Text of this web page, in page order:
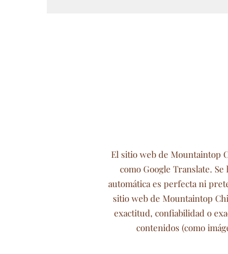
El sitio web de Mountaintop
como Google Translate.
automática es perfecta ni
sitio web de Mountaintop
exactitud, confiabilidad o
contenidos (como